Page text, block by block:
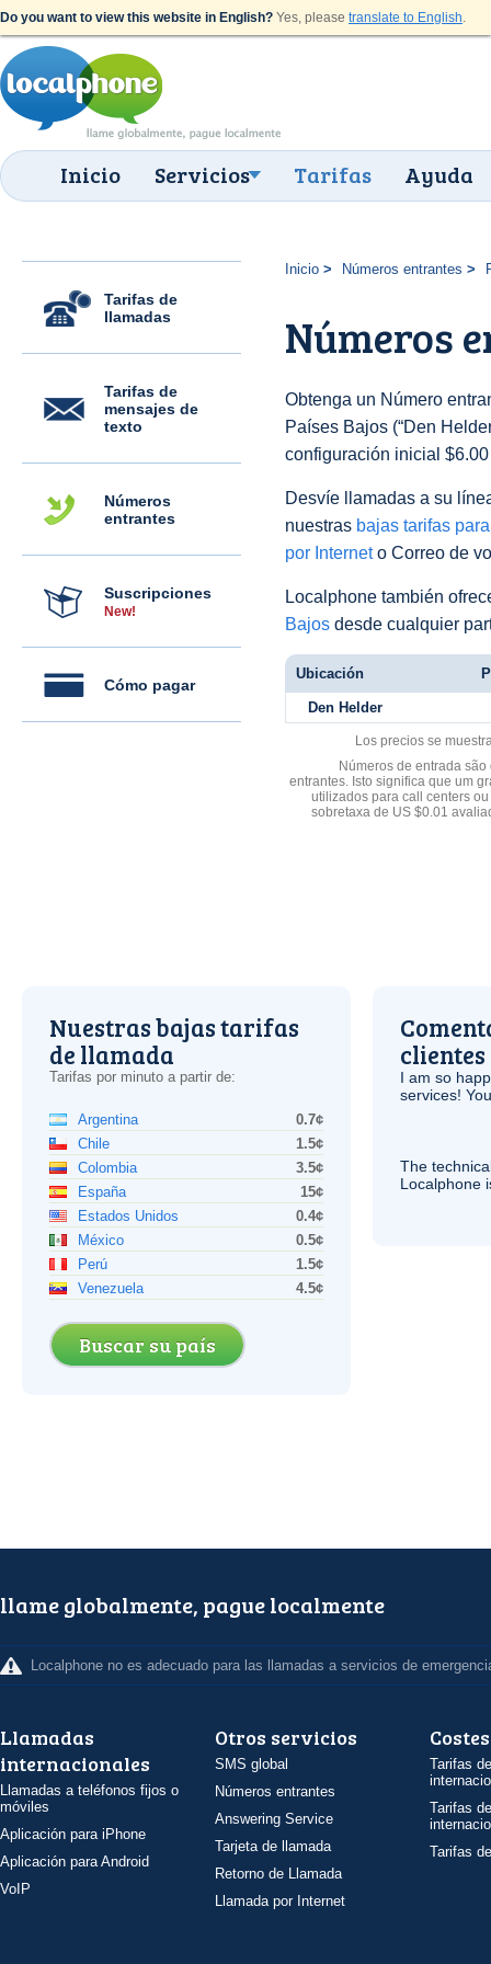
Do you want to view this website in English? Yes, please translate to English.
Inicio Servicios Tarifas Ayuda
Tarifas de
llamadas
Tarifas de
mensajes de
texto
Números
entrantes
Suscripciones
New!
Cómo pagar
Inicio Números entrantes
Números
Obtenga un Número
Países Bajos (“Den
configuración inicial
Desvíe llamadas a su
nuestras bajas tarifas
por Interneto Correo de
Localphone también
Bajos desde cualquier
Ubicación
Den Helder
Los precios se
Números de entrada
entrantes. Isto significa que um
utilizados para call centers
sobretaxa de US $0.01
Nuestras bajas tarifas
de llamada
Tarifas por minuto a partir de:
Argentina
0.7¢
Chile
1.5¢
Colombia
3.5¢
España
15¢
Estados Unidos
0.4¢
México
0.5¢
Perú
1.5¢
Venezuela
4.5¢
Buscar su país
clientes
I am so
services!
The
Localphone
llame globalmente, pague localmente
Localphone no es adecuado para las llamadas a servicios de
Llamadas
internacionales
Llamadas a teléfonos fijos o
móviles
Aplicación para iPhone
Aplicación para Android
VoIP
Otros servicios
SMS global
Números entrantes
Answering Service
Tarjeta de llamada
Retorno de Llamada
Llamada por Internet
Costes
Tarifas
Tarifas
Tarifas